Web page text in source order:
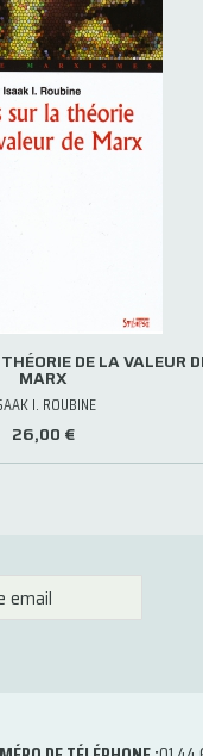
DE LA VALEUR
MARX
I. ROUBINE
26,00 €